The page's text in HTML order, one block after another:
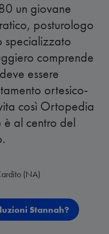
un giovane
posturologo
specializzato
comprende
essere
ortesico-
così Ortopedia
è al centro del
(NA)
Stannah?